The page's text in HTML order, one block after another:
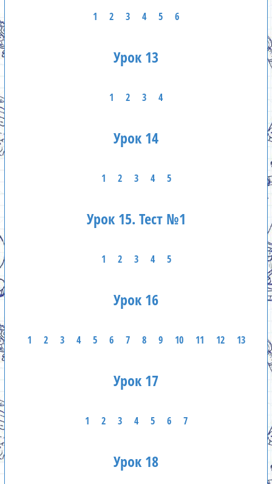
1 2 3 4 5 6
Урок 13
1 2 3 4
Урок 14
1 2 3 4 5
Урок 15. Тест №1
1 2 3 4 5
Урок 16
1 2 3 4 5 6 7 8 9 10 11 12 13
Урок 17
1 2 3 4 5 6 7
Урок 18